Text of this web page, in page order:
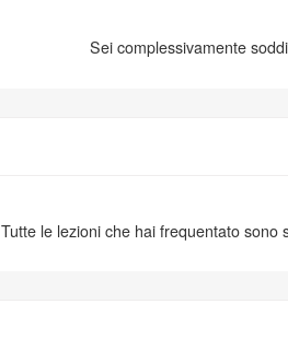
Sei complessivamente
Tutte le lezioni che hai frequentato